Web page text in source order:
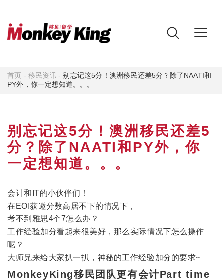
首页 -移民资讯-别忘记这5分！澳洲移民还差5分？除了NAATI和
PY外，你一定想知道。。。
别忘记这5分！澳洲移民还差5
分？除了NAATI和PY外，你
一定想知道。。。
会计和IT的小伙伴们！
在EOI获邀分数高居不下的情况下，
考不到雅思4个7怎么办？
工作经验加分看起来很美好，那么实际情况下怎么操作
呢？
大师兄来给大家扒一扒，神秘的工作经验加分的要求~
MonkeyKing移民团队更有会计Part time